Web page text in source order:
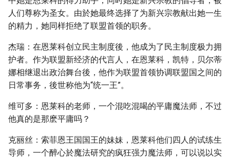
人们尊称为圣女。由於她最终选择了为新兴宗教献出她一生
的精力，她同样拒绝了联盟首领的职务。
杰瑞：在恩莱科创立民主制度後，他成为了民主制度极力拥
护者。作为联盟新经济的代言人，在恩莱科，凯特，贝尔蒂
娜相继退出政治舞台後，他作为联盟首领协调联盟国之间的
日常事务，後世称他为“统一王”。
维可多：恩莱科的老师，一个混吃混喝的平庸魔法师，不过
他真的是那麽平庸吗？
克丽丝：索菲恩王国国王的妹妹，恩莱科他们四人的试练生
导师，一个醉心於魔法研究的疯狂强力魔法师，可以说以实